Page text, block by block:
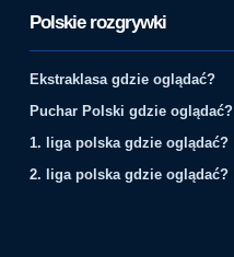
Polskie rozgrywki
Ekstraklasa gdzie oglądać?
Puchar Polski gdzie oglądać?
1. liga polska gdzie oglądać?
2. liga polska gdzie oglądać?